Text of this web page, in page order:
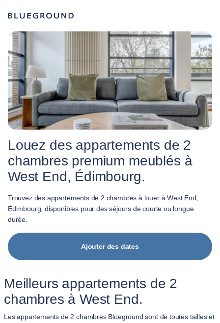
Louez des appartements de 2
chambres premium meublés à
West End, Édimbourg.
Trouvez des appartements de 2 chambres à louer à West End,
Édimbourg, disponibles pour des séjours de courte ou longue
durée.
Ajouter des dates
Meilleurs appartements de 2
chambres à West End.
Les appartements de 2 chambres Blueground sont de toutes tailles et